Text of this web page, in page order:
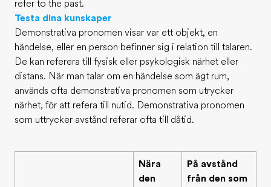
Karriär
Bli en del av vårt team
refer to the past.
Testa dina kunskaper
Demonstrativa pronomen visar var ett objekt, en
händelse, eller en person befinner sig i relation till talaren.
De kan referera till fysisk eller psykologisk närhet eller
distans. När man talar om en händelse som ägt rum,
används ofta demonstrativa pronomen som utrycker
närhet, för att refera till nutid. Demonstrativa pronomen
som uttrycker avstånd referar ofta till dåtid.
Nära
den
På avstånd
från den som